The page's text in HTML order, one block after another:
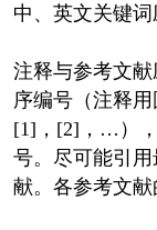
中、英文关键词
注释与参考文
序编号（注释
[1]，[2]，…）
号。尽可能引
献。各参考文献